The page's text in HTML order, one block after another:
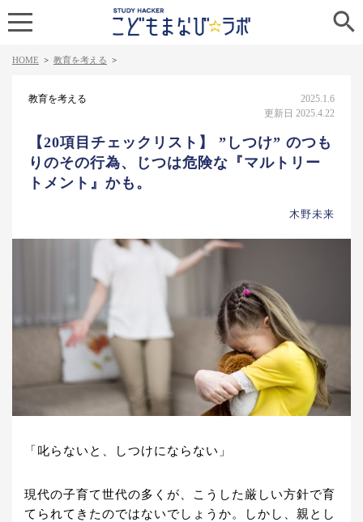

HOME > 教育を考える >
教育を考える
2025.1.6
更新日 2025.4.22
【20項目チェックリスト】 ”しつけ” のつも
りのその行為、じつは危険な『マルトリー
トメント』かも。
木野未来
「叱らないと、しつけにならない」
現代の子育て世代の多くが、こうした厳しい方針で育
てられてきたのではないでしょうか。しかし、親とし